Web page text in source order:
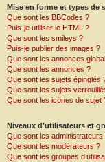
Mise en forme et types de
Que sont les BBCodes ?
Puis-je utiliser le HTML ?
Que sont les smileys ?
Puis-je publier des images ?
Que sont les annonces
Que sont les annonces ?
Que sont les sujets épinglés
Que sont les sujets
Que sont les icônes de sujet
Niveaux d’utilisateurs et
Que sont les administrateurs
Que sont les modérateurs ?
Que sont les groupes